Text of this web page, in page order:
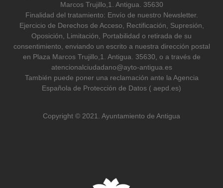
Marcos Trujillo,1. Antigua. 35630
Finalidad del tratamiento: Envío de nuestro Newsletter.
Ejercicio de Derechos de Acceso, Rectificación, Supresión,
Oposición, Limitación, Portabilidad o retirada de su
consentimiento, enviando un escrito a nuestra dirección postal
en Plaza Marcos Trujillo,1. Antigua. 35630, o a través de
atencionalciudadano@ayto-antigua.es
También puede poner una reclamación ante la Agencia
Española de Protección de Datos ( aepd.es)
Copyright © 2021. Ayuntamiento de Antigua